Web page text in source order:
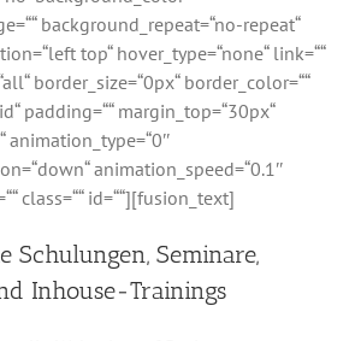
background_repeat=“no-repeat“
top“ hover_type=“none“ link=““
border_size=“0px“ border_color=““
padding=““ margin_top=“30px“
animation_type=“0″
animation_speed=“0.1″
class=““ id=““][fusion_text]
Schulungen, Seminare,
Inhouse-Trainings